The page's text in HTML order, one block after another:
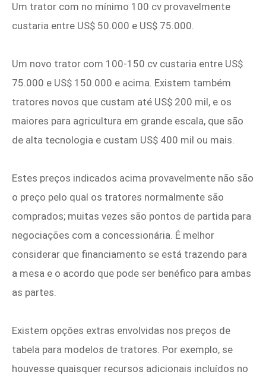
Um trator com no mínimo 100 cv provavelmente
custaria entre US$ 50.000 e US$ 75.000.
Um novo trator com 100-150 cv custaria entre US$
75.000 e US$ 150.000 e acima. Existem também
tratores novos que custam até US$ 200 mil, e os
maiores para agricultura em grande escala, que são
de alta tecnologia e custam US$ 400 mil ou mais.
Estes preços indicados acima provavelmente não são
o preço pelo qual os tratores normalmente são
comprados; muitas vezes são pontos de partida para
negociações com a concessionária. É melhor
considerar que financiamento se está trazendo para
a mesa e o acordo que pode ser benéfico para ambas
as partes.
Existem opções extras envolvidas nos preços de
tabela para modelos de tratores. Por exemplo, se
houvesse quaisquer recursos adicionais incluídos no